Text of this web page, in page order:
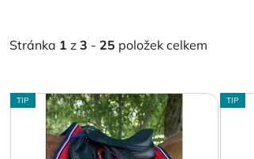
Stránka 1 z 3 - 25 položek celkem
V
ý
TIP TIP